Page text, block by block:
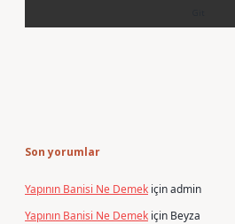
Son yorumlar
Yapının Banisi Ne Demek içinadmin
Yapının Banisi Ne Demek için Beyza